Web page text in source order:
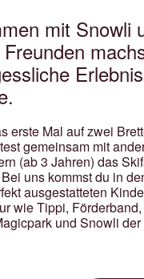
mit Snowli
erste Mal auf zwei
gemeinsam mit
(ab 3 Jahren) das
uns kommst du in
ausgestatteten
wie Tippi,
und Snowli